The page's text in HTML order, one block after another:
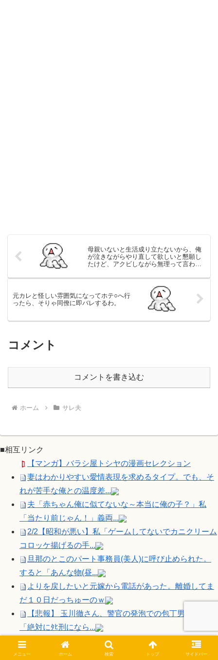
母親いないと生活成り立たないから、俺
が泣きながらやり直して欲しいと懇願し
たけど、アクビしながら無理って言われ
元カレと怪しい雰囲気になってホテ○へ行
ったら、そりゃ同僚に即バレするわ。
コメント
コメントを書き込む
ホーム サレ夫
■相互リンク
【マンガ】バラシ屋トシヤの漫画セレクション
妻はわかりやすい愛情表現を求めるタイプ。でも、そ
れが苦手な俺との温度差...
夫「赤ちゃん俺に似てないな～本当に俺の子？」私
「当たり前じゃん！」義両...
2/2【昭和が悪い】私「ゲームしてないでカニクリーム
コロッケ揚げるの手...
旦那のとこのパート事務員(美人)に呼び止められた。
すると「あんな物(昼...
よりを戻したいと元嫁から電話があった。離婚してま
だ１０日だっちゅーのｗ
【悲報】 玉川徹さん、警官の発泡での包丁男ﾀﾋ亡に
「絶対にﾀﾋ刑になら...
夫「赤ちゃん俺に似てないな～本当に俺の子？」私
「当たり前じゃん！」義両...
メニュー ホーム 検索 トップ サイドバー